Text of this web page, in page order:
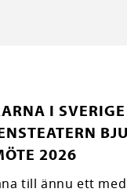
I
2026
till ännu ett